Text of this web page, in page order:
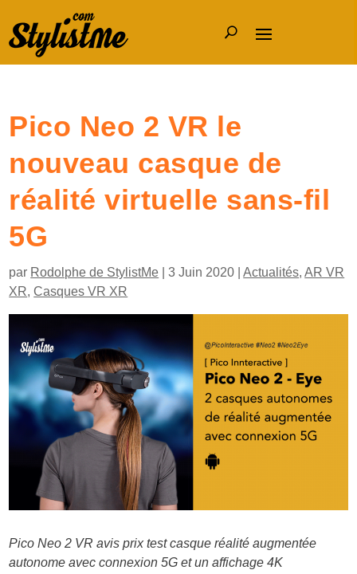
Pico Neo 2 VR le
nouveau casque de
réalité virtuelle sans-fil
5G
par Rodolphe de StylistMe |3 Juin 2020 |Actualités,AR VR
XR,Casques VR XR
Pico Neo 2 VR avis prix test casque réalité augmentée
autonome avec connexion 5G et un affichage 4K